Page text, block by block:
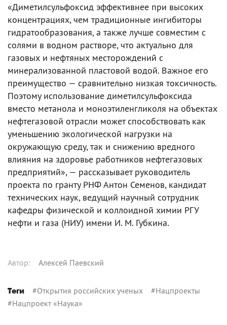
«Диметилсульфоксид эффективнее при высоких
концентрациях, чем традиционные ингибиторы
гидратообразования, а также лучше совместим с
солями в водном растворе, что актуально для
газовых и нефтяных месторождений с
минерализованной пластовой водой. Важное его
преимущество — сравнительно низкая токсичность.
Поэтому использование диметилсульфоксида
вместо метанола и моноэтиленгликоля на объектах
нефтегазовой отрасли может способствовать как
уменьшению экологической нагрузки на
окружающую среду, так и снижению вредного
влияния на здоровье работников нефтегазовых
предприятий», — рассказывает руководитель
проекта по гранту РНФ Антон Семенов, кандидат
технических наук, ведущий научный сотрудник
кафедры физической и коллоидной химии РГУ
нефти и газа (НИУ) имени И. М. Губкина.
Автор: Алексей Паевский
Теги #Открытия российских ученых #Нацпроекты
#Нацпроект «Наука»